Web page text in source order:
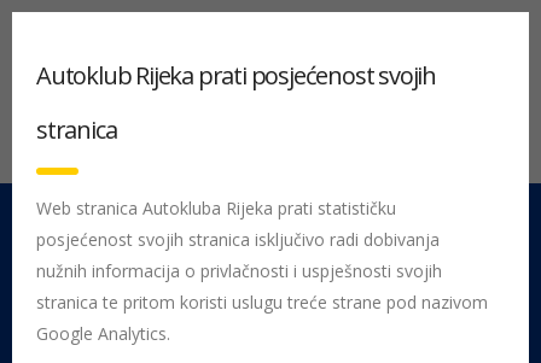
051 212 442 Centrala
Pon - Pet 08:00 - 16:00
Rujevica 9/1, 51000 Rijeka
Autoklub Rijeka prati posjećenost svojih
stranica
Web stranica Autokluba Rijeka prati statističku
posjećenost svojih stranica isključivo radi dobivanja
nužnih informacija o privlačnosti i uspješnosti svojih
stranica te pritom koristi uslugu treće strane pod nazivom
Google Analytics.